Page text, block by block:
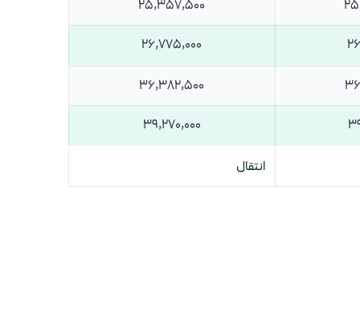
25,357,500
26,775,000
36,382,500
39,270,000
انتقال